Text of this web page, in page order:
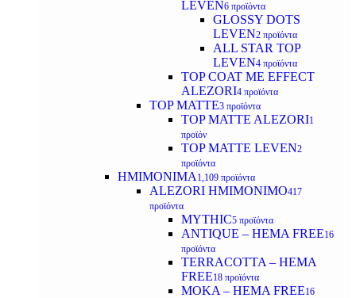
LEVEN6 προϊόντα
GLOSSY DOTS
LEVEN2 προϊόντα
ALL STAR TOP
LEVEN4 προϊόντα
TOP COAT ME EFFECT
ALEZORI4 προϊόντα
TOP MATTE3 προϊόντα
TOP MATTE ALEZORI1
προϊόν
TOP MATTE LEVEN2
προϊόντα
ΗΜΙΜΟΝΙΜΑ 1,109 προϊόντα
ALEZORI ΗΜΙΜΟΝΙΜΟ417
προϊόντα
MYTHIC5 προϊόντα
ANTIQUE – HEMA FREE16
προϊόντα
TERRACOTTA – HEMA
FREE18 προϊόντα
MOKA – HEMA FREE16